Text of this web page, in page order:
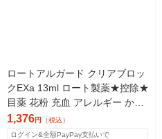
ロートアルガード クリアブロッ
クEXa 13ml ロート製薬★控除★
目薬 花粉 充血 アレルギー かゆ
み目 ハウスダスト【第2類医薬
品】
1,376円 （税込）
ログイン&全額PayPay支払いで